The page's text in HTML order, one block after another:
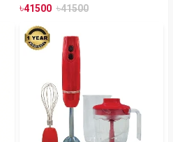
Summer Lotus
৳41500 ৳41500